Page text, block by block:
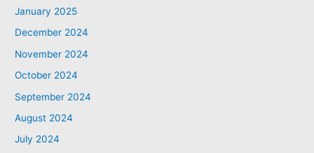
January 2025
December 2024
November 2024
October 2024
September 2024
August 2024
July 2024